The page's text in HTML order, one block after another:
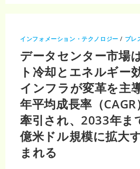
市
場
ブ
ロ
ク
チ
ェ
ー
ン
×IOT
に
よ
る
需
要
増
インフォメーション・テクノロジー / プレ
データセンター市場
ト冷却とエネルギー
インフラが変革を主
年平均成長率（
牽引され、2033年ま
億米ドル規模に拡大
まれる